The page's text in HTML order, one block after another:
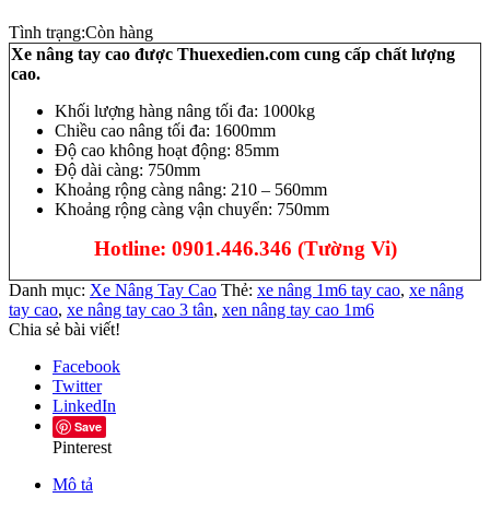
Tình trạng:Còn hàng
Xe nâng tay cao được Thuexedien.com cung cấp chất lượng
cao.
Khối lượng hàng nâng tối đa: 1000kg
Chiều cao nâng tối đa: 1600mm
Độ cao không hoạt động: 85mm
Độ dài càng: 750mm
Khoảng rộng càng nâng: 210 – 560mm
Khoảng rộng càng vận chuyển: 750mm
Hotline: 0901.446.346 (Tường Vi)
Danh mục: Xe Nâng Tay Cao Thẻ: xe nâng 1m6 tay cao, xe nâng
tay cao, xe nâng tay cao 3 tân, xen nâng tay cao 1m6
Chia sẻ bài viết!
Facebook
Twitter
LinkedIn
Save
Pinterest
Mô tả